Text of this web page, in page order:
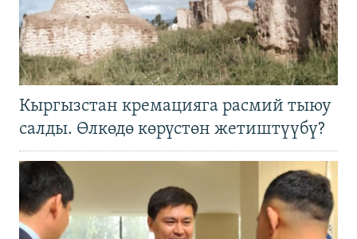
Кыргызстан кремацияга расмий тыюу
салды. Өлкөдө көрүстөн жетиштүүбү?